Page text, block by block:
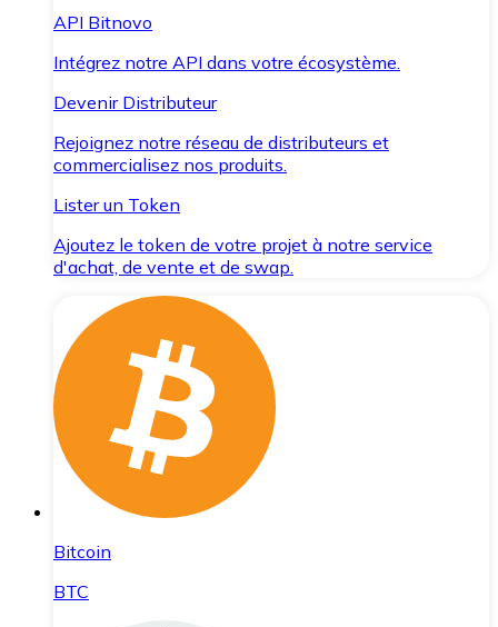
API Bitnovo
Intégrez notre API dans votre écosystème.
Devenir Distributeur
Rejoignez notre réseau de distributeurs et
commercialisez nos produits.
Lister un Token
Ajoutez le token de votre projet à notre service
d'achat, de vente et de swap.
Bitcoin
BTC